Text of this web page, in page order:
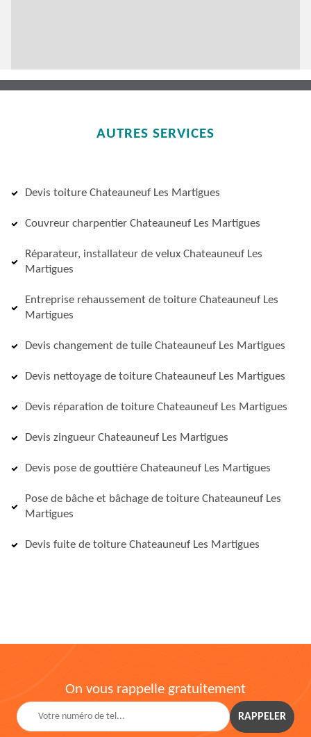
AUTRES SERVICES
Devis toiture Chateauneuf Les Martigues
Couvreur charpentier Chateauneuf Les Martigues
Réparateur, installateur de velux Chateauneuf Les
Martigues
Entreprise rehaussement de toiture Chateauneuf Les
Martigues
Devis changement de tuile Chateauneuf Les Martigues
Devis nettoyage de toiture Chateauneuf Les Martigues
Devis réparation de toiture Chateauneuf Les Martigues
Devis zingueur Chateauneuf Les Martigues
Devis pose de gouttière Chateauneuf Les Martigues
Pose de bâche et bâchage de toiture Chateauneuf Les
Martigues
Devis fuite de toiture Chateauneuf Les Martigues
On vous rappelle gratuitement